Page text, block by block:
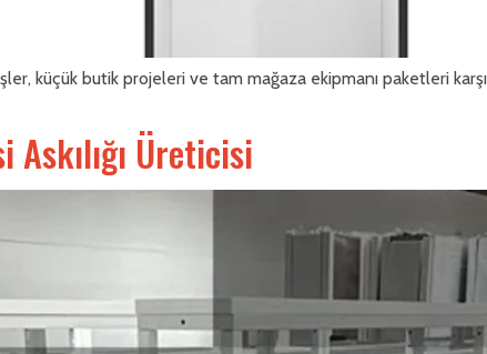
küçük butik projeleri ve tam mağaza ekipmanı paketleri
Üreticisi